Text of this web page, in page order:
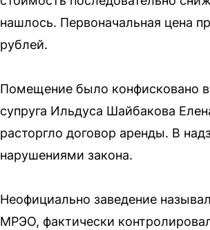
нашлось. Первоначальная цена
рублей.
Помещение было конфисковано
супруга Ильдуса Шайбакова
расторгло договор аренды. В
нарушениями закона.
Неофициально заведение
МРЭО, фактически